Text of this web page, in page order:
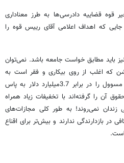
قوه قضاییه دادرسی‌ها به طرز معناداری
که اهداف اعلامی آقای رییس قوه را
باید مطابق خواست جامعه باشد. نمی‌توان
که اغلب از روی بیکاری و فقر است به
اعدام محکوم کرد در مقابل مقامات مسوول را در برابر 3.7میلیارد دلار به پاس
آن را گرفته‌اند با تخفیفات زیاد همراه
نمی‌روند! به‌ طور کلی مجازات‌های
در بازدارندگی ندارند و بیش‌تر برای اقناع